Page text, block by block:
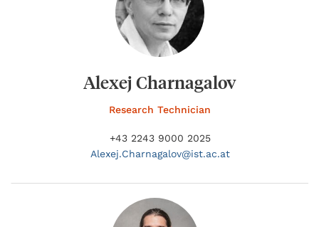
Alexej Charnagalov
Research Technician
+43 2243 9000 2025
Alexej.Charnagalov@ist.ac.at